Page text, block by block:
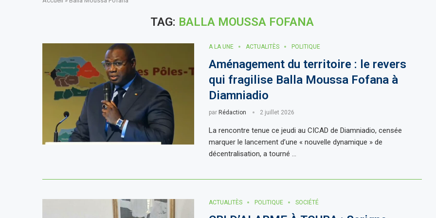
TAG: BALLA MOUSSA FOFANA
A LA UNE ACTUALITÈS POLITIQUE
Aménagement du territoire : le revers
qui fragilise Balla Moussa Fofana à
Diamniadio
par Rédaction 2 juillet 2026
La rencontre tenue ce jeudi au CICAD de Diamniadio, censée
marquer le lancement d’une « nouvelle dynamique » de
décentralisation, a tourné …
ACTUALITÈS POLITIQUE SOCIÉTÉ